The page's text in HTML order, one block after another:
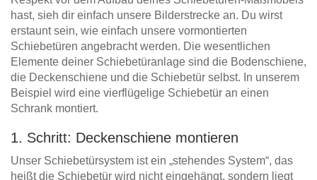
hast, sieh dir einfach unsere Bilderstrecke an. Du wirst
erstaunt sein, wie einfach unsere vormontierten
Schiebetüren angebracht werden. Die wesentlichen
Elemente deiner Schiebetüranlage sind die Bodenschiene,
die Deckenschiene und die Schiebetür selbst. In unserem
Beispiel wird eine vierflügelige Schiebetür an einen
Schrank montiert.
1. Schritt: Deckenschiene montieren
Unser Schiebetürsystem ist ein „stehendes System“, das
heißt die Schiebetür wird nicht eingehängt, sondern liegt